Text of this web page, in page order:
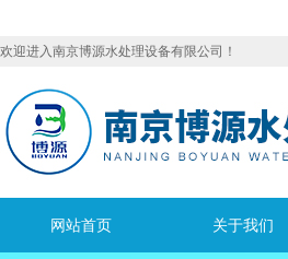
欢迎进入南京博源水处理设备有限公司！
网站首页 关于我们